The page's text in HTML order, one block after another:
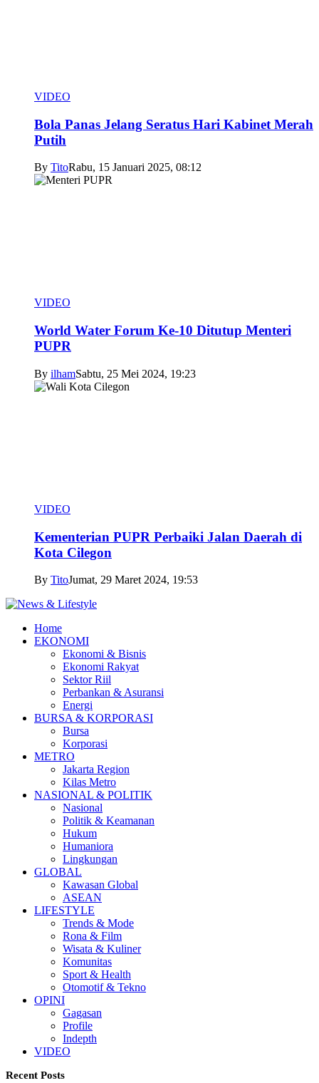
VIDEO
Bola Panas Jelang Seratus Hari Kabinet Merah
Putih
By TitoRabu, 15 Januari 2025, 08:12
VIDEO
World Water Forum Ke-10 Ditutup Menteri
PUPR
By ilhamSabtu, 25 Mei 2024, 19:23
VIDEO
Kementerian PUPR Perbaiki Jalan Daerah di
Kota Cilegon
By TitoJumat, 29 Maret 2024, 19:53
Home
EKONOMI
Ekonomi & Bisnis
Ekonomi Rakyat
Sektor Riil
Perbankan & Asuransi
Energi
BURSA & KORPORASI
Bursa
Korporasi
METRO
Jakarta Region
Kilas Metro
NASIONAL & POLITIK
Nasional
Politik & Keamanan
Hukum
Humaniora
Lingkungan
GLOBAL
Kawasan Global
ASEAN
LIFESTYLE
Trends & Mode
Rona & Film
Wisata & Kuliner
Komunitas
Sport & Health
Otomotif & Tekno
OPINI
Gagasan
Profile
Indepth
VIDEO
Recent Posts